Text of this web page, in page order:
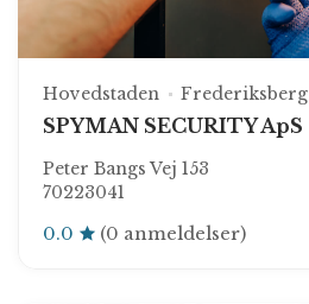
Hovedstaden Frederiksberg
SPYMAN SECURITY ApS
Peter Bangs Vej 153
70223041
0.0 (0 anmeldelser)